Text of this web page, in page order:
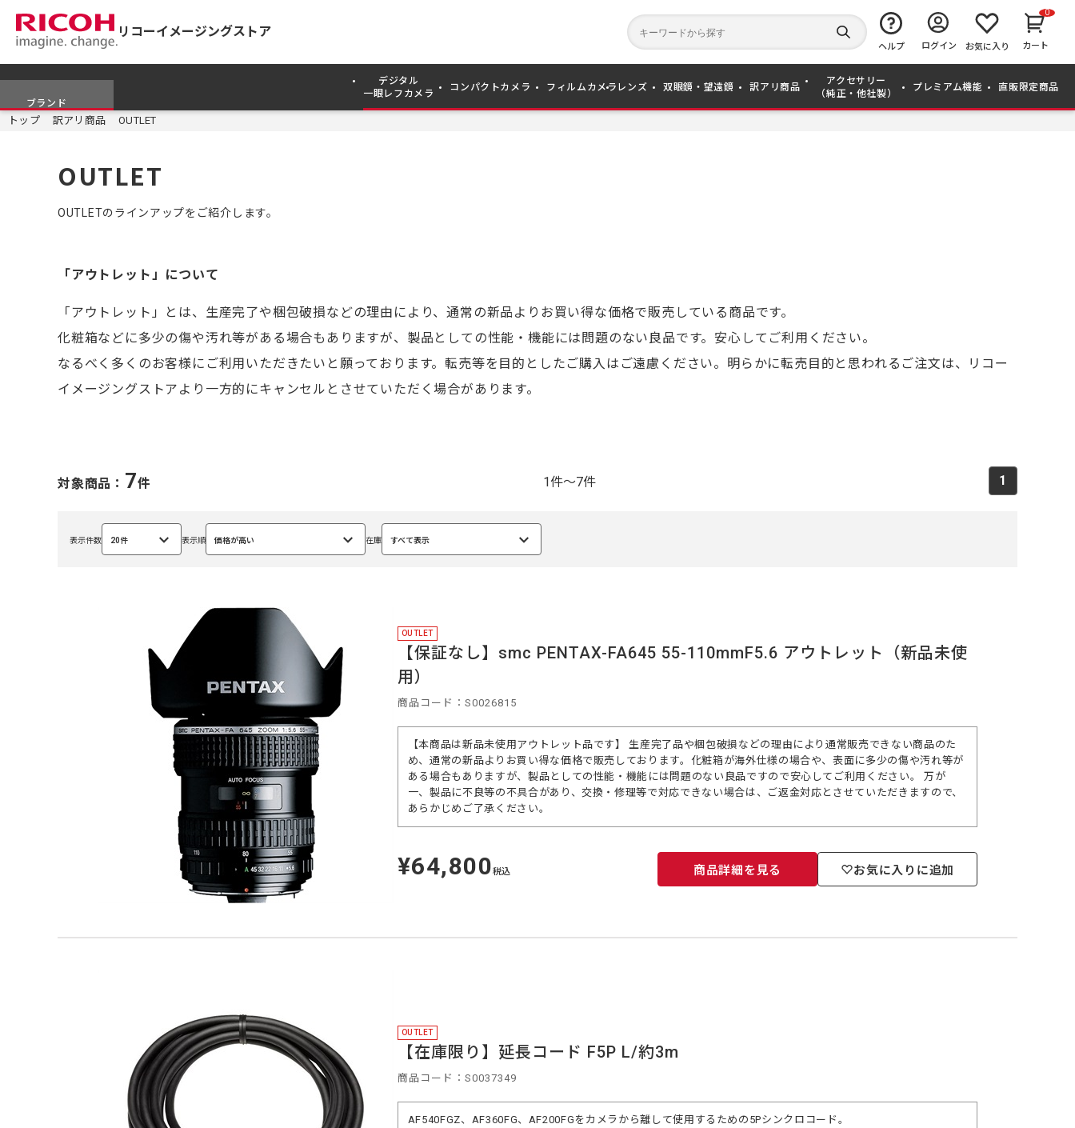
リコーイメージングストア
か
ら
検
索
す
る
ヘルプ ログイン お気に入り
0
カート
ブランド
デジタル
一眼レフカメラ
コンパクトカメラ フィルムカメラ レンズ 双眼鏡・望遠鏡 訳アリ商品
アクセサリー
（純正・他社製）
プレミアム機能 直販限定商品
トップ 訳アリ商品 OUTLET
OUTLET
OUTLETのラインアップをご紹介します。
「アウトレット」について
「アウトレット」とは、生産完了や梱包破損などの理由により、通常の新品よりお買い得な価格で販売している商品です。
化粧箱などに多少の傷や汚れ等がある場合もありますが、製品としての性能・機能には問題のない良品です。安心してご利用ください。
なるべく多くのお客様にご利用いただきたいと願っております。転売等を目的としたご購入はご遠慮ください。明らかに転売目的と思われるご注文は、リコー
イメージングストアより一方的にキャンセルとさせていただく場合があります。
対象商品： 7件 1件～7件 1
表示件数 20件
選
択
表示順 価格が高い
選
択
在庫 すべて表示
選
択
OUTLET
【保証なし】smc PENTAX-FA645 55-110mmF5.6 アウトレット（新品未使
用）
商品コード：S0026815
【本商品は新品未使用アウトレット品です】 生産完了品や梱包破損などの理由により通常販売できない商品のた
め、通常の新品よりお買い得な価格で販売しております。化粧箱が海外仕様の場合や、表面に多少の傷や汚れ等が
ある場合もありますが、製品としての性能・機能には問題のない良品ですので安心してご利用ください。 万が
一、製品に不良等の不具合があり、交換・修理等で対応できない場合は、ご返金対応とさせていただきますので、
あらかじめご了承ください。
定
価
¥64,800税込 商品詳細を見る お気に入りに追加
OUTLET
【在庫限り】延長コード F5P L/約3m
商品コード：S0037349
AF540FGZ、AF360FG、AF200FGをカメラから離して使用するための5Pシンクロコード。